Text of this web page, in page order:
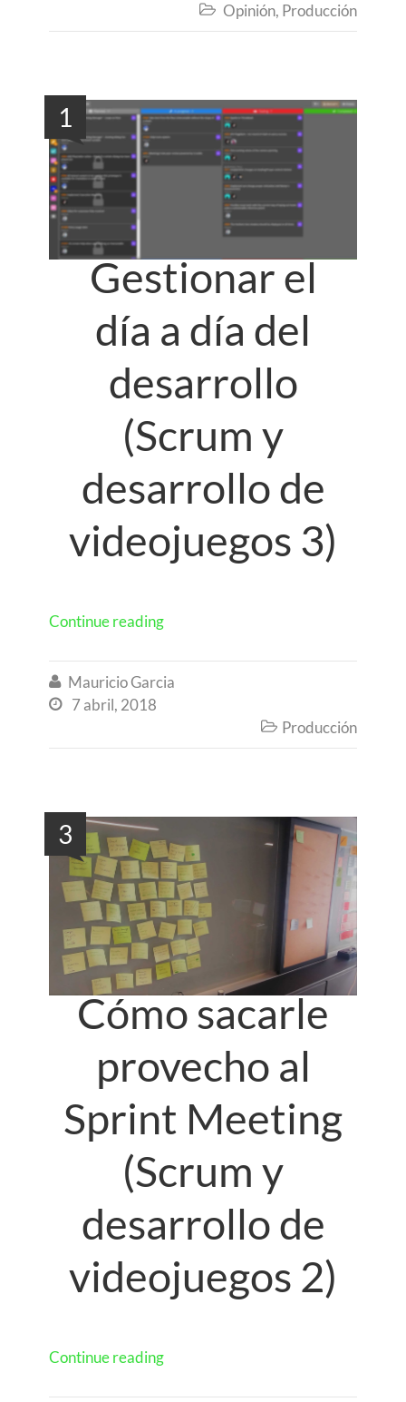
 Opinión, Producción
1
Gestionar el
día a día del
desarrollo
(Scrum y
desarrollo de
videojuegos 3)
Continue reading
 Mauricio Garcia
 7 abril, 2018
 Producción
3
Cómo sacarle
provecho al
Sprint Meeting
(Scrum y
desarrollo de
videojuegos 2)
Continue reading